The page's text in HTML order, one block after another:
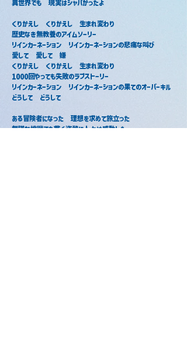
異世界でも　現実はシャバかったよ
くりかえし　くりかえし　生まれ変わり
歴史なき無教養のアイムソーリー
リインカーネーション　リインカーネーションの悲痛な叫び
愛して　愛して　嫌
くりかえし　くりかえし　生まれ変わり
1000回やっても失敗のラブストーリー
リインカーネーション　リインカーネーションの果てのオーバーキル
どうして　どうして
ある冒険者になった　理想を求めて旅立った
無謀な挑戦でも貫く姿勢に人々は感動した